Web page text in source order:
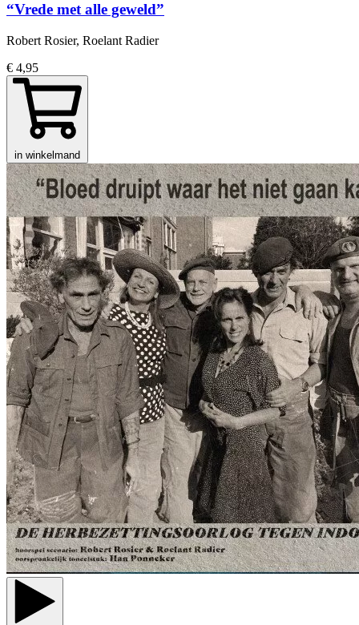
“Vrede met alle geweld”
Robert Rosier, Roelant Radier
€ 4,95
in winkelmand